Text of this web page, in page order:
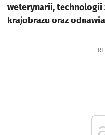
weterynarii, technologii
krajobrazu oraz